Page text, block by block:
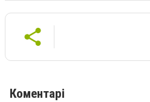
Коментарі